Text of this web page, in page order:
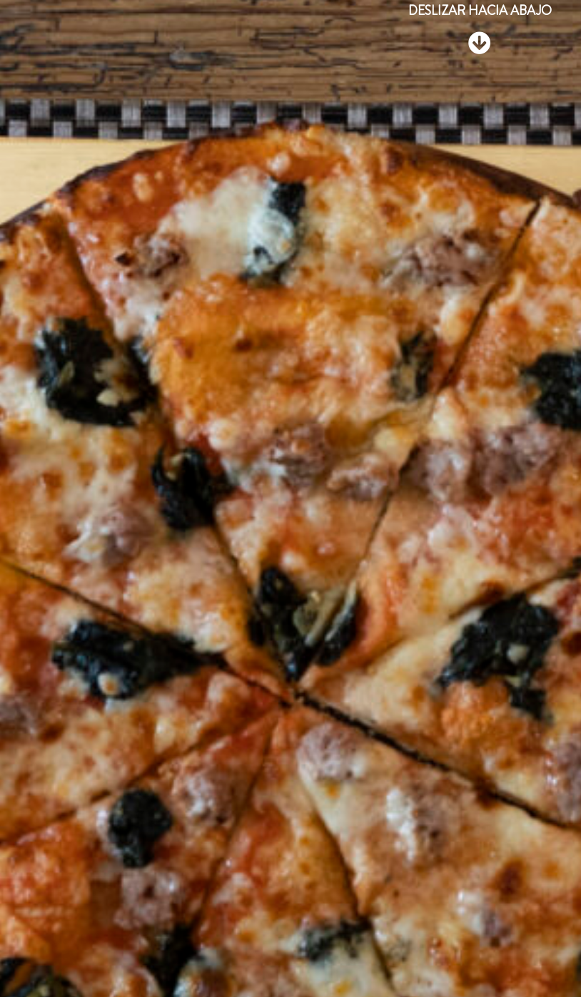
DESLIZAR HACIA ABAJO